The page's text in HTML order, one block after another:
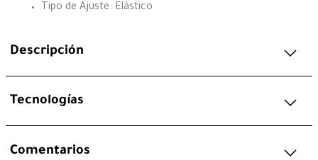
Tipo de Ajuste: Elástico
Descripción
Tecnologías
Comentarios